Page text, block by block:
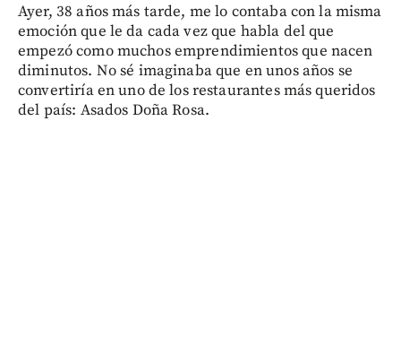
Ayer, 38 años más tarde, me lo contaba con la misma
emoción que le da cada vez que habla del que
empezó como muchos emprendimientos que nacen
diminutos. No sé imaginaba que en unos años se
convertiría en uno de los restaurantes más queridos
del país: Asados Doña Rosa.